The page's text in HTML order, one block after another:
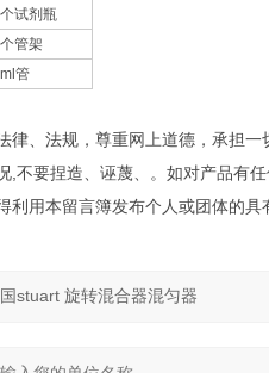
试剂瓶
管架
管
律、法规，尊重网上道德，承担一
,不要捏造、诬蔑、。如对产品有任
利用本留言簿发布个人或团体的具